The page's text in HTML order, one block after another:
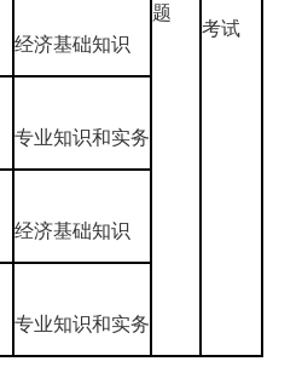
题
考试
经济基础知识
专业知识和实务
经济基础知识
专业知识和实务